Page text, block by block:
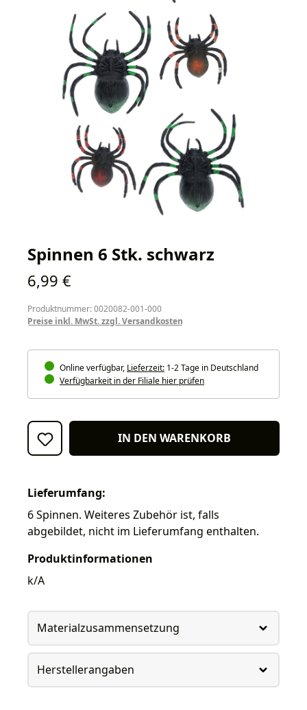
Spinnen 6 Stk. schwarz
Regulärer Preis:
6,99 €
Produktnummer: 0020082-001-000
Preise inkl. MwSt. zzgl. Versandkosten
Online verfügbar, Lieferzeit: 1-2 Tage in Deutschland
Verfügbarkeit in der Filiale hier prüfen
IN DEN WARENKORB
Lieferumfang:
6 Spinnen. Weiteres Zubehör ist, falls
abgebildet, nicht im Lieferumfang enthalten.
Produktinformationen
k/A
Materialzusammensetzung
Herstellerangaben